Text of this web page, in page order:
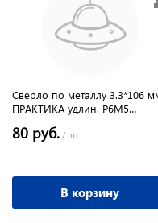
Сверло по металлу 3.3*106
ПРАКТИКА удлин. Р6М5
80 руб. / шт
В корзину